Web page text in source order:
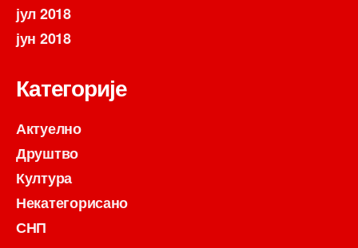
јул 2018
јун 2018
Категорије
Актуелно
Друштво
Култура
Некатегорисано
СНП